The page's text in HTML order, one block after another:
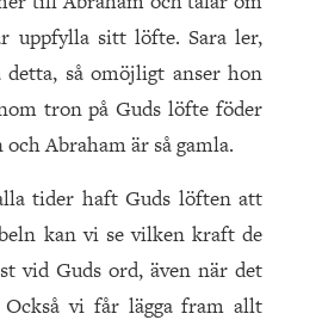
uppfylla sitt löfte. Sara ler,
så omöjligt anser hon
tron på Guds löfte föder
Abraham är så gamla.
tider haft Guds löften att
kan vi se vilken kraft de
vid Guds ord, även när det
vi får lägga fram allt